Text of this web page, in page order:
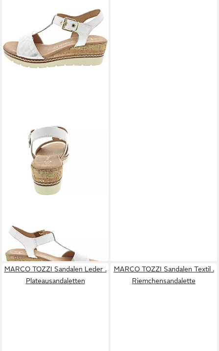
MARCO TOZZI
Sandalette
69,95 €
MARCO TOZZI Sandalen Leder .
Plateausandaletten
MARCO TOZZI Sandalen Textil .
Riemchensandalette